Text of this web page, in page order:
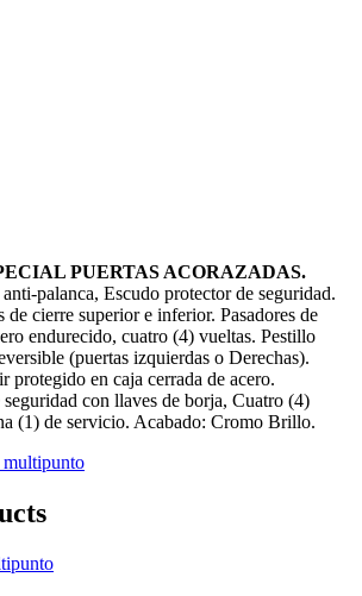
PUERTAS ACORAZADAS.
palanca, Escudo protector de seguridad.
de cierre superior e inferior. Pasadores de
endurecido, cuatro (4) vueltas. Pestillo
(puertas izquierdas o Derechas).
protegido en caja cerrada de acero.
seguridad con llaves de borja, Cuatro (4)
(1) de servicio. Acabado: Cromo Brillo.
multipunto